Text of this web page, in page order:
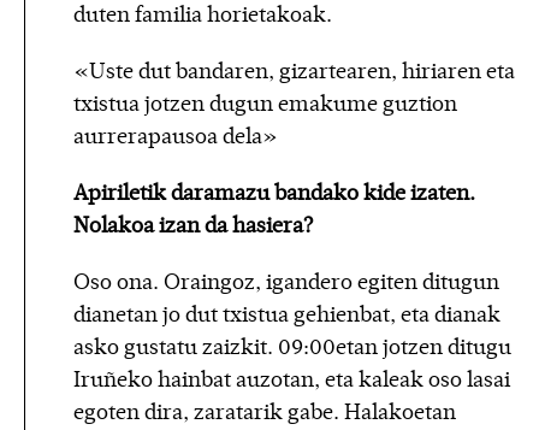
duten familia horietakoak.
«Uste dut bandaren, gizartearen, hiriaren eta
txistua jotzen dugun emakume guztion
aurrerapausoa dela»
Apiriletik daramazu bandako kide izaten.
Nolakoa izan da hasiera?
Oso ona. Oraingoz, igandero egiten ditugun
dianetan jo dut txistua gehienbat, eta dianak
asko gustatu zaizkit. 09:00etan jotzen ditugu
Iruñeko hainbat auzotan, eta kaleak oso lasai
egoten dira, zaratarik gabe. Halakoetan